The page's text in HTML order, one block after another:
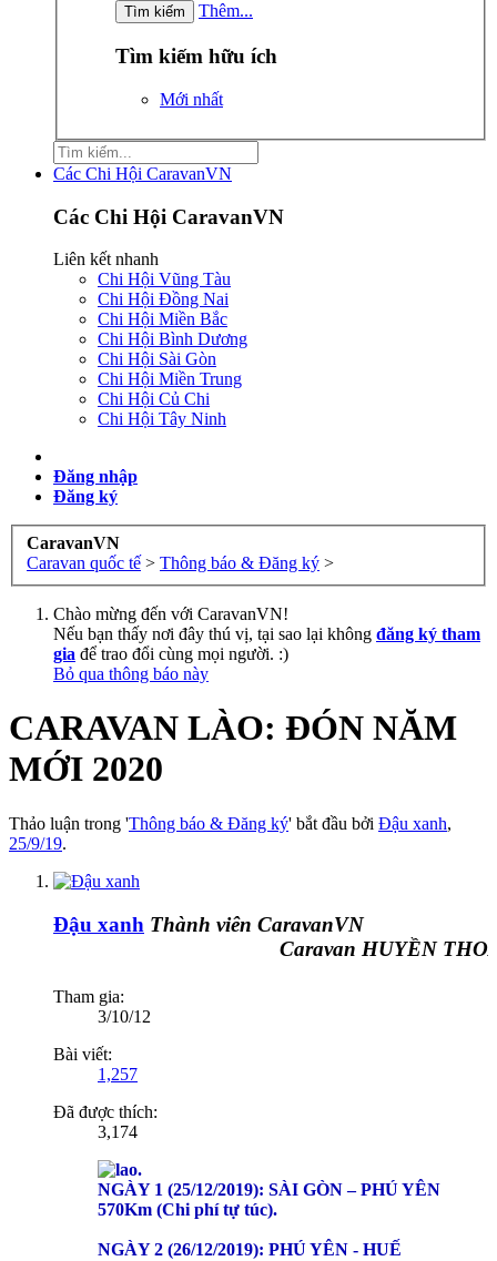
Thêm...
Tìm kiếm hữu ích
Mới nhất
Các Chi Hội CaravanVN
Các Chi Hội CaravanVN
Liên kết nhanh
Chi Hội Vũng Tàu
Chi Hội Đồng Nai
Chi Hội Miền Bắc
Chi Hội Bình Dương
Chi Hội Sài Gòn
Chi Hội Miền Trung
Chi Hội Củ Chi
Chi Hội Tây Ninh
Đăng nhập
Đăng ký
CaravanVN
Caravan quốc tế > Thông báo & Đăng ký >
Chào mừng đến với CaravanVN!
Nếu bạn thấy nơi đây thú vị, tại sao lại không đăng ký tham
gia để trao đổi cùng mọi người. :)
Bỏ qua thông báo này
CARAVAN LÀO: ĐÓN NĂM
MỚI 2020
Thảo luận trong 'Thông báo & Đăng ký' bắt đầu bởi Đậu xanh,
25/9/19.
Đậu xanh Thành viên CaravanVN
Caravan HUYỀN
Tham gia:
3/10/12
Bài viết:
1,257
Đã được thích:
3,174
NGÀY 1 (25/12/2019): SÀI GÒN – PHÚ YÊN
570Km (Chi phí tự túc).
NGÀY 2 (26/12/2019): PHÚ YÊN - HUẾ